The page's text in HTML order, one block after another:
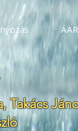
Takács